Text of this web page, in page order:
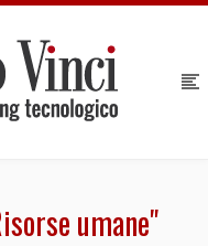
umane"